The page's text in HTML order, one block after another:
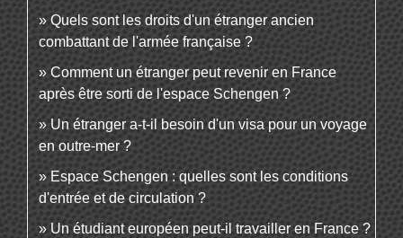
Quels sont les droits d'un étranger ancien
combattant de l'armée française ?
Comment un étranger peut revenir en France
après être sorti de l'espace Schengen ?
Un étranger a-t-il besoin d'un visa pour un voyage
en outre-mer ?
Espace Schengen : quelles sont les conditions
d'entrée et de circulation ?
Un étudiant européen peut-il travailler en France ?